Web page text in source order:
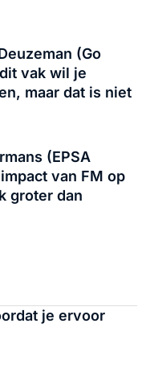
(Go
vak wil je
maar dat is niet
(EPSA
van FM op
groter dan
je ervoor